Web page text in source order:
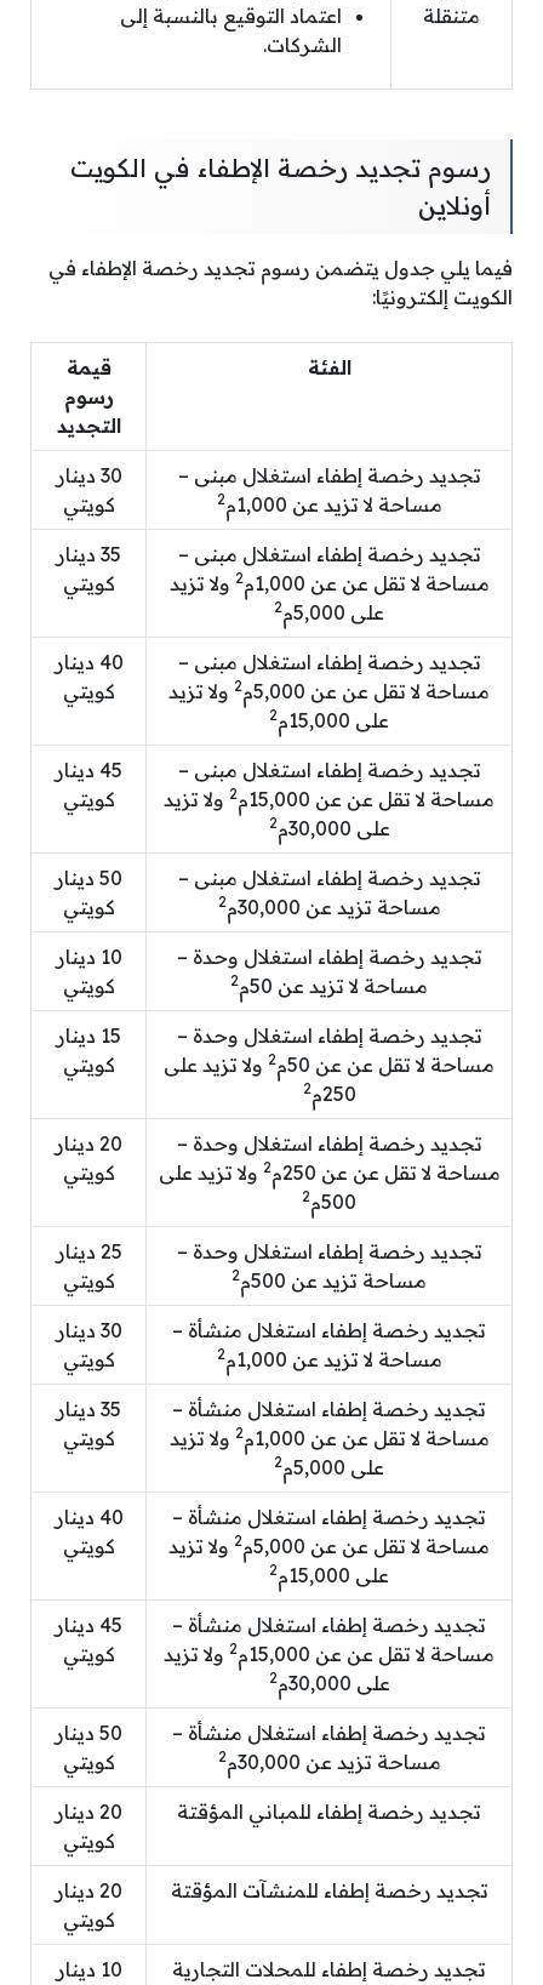
متنقلة
اعتماد التوقيع بالنسبة إلى
الشركات.
رسوم تجديد رخصة الإطفاء في الكويت
أونلاين
فيما يلي جدول يتضمن رسوم تجديد رخصة الإطفاء في
الكويت إلكترونيًا:
الفئة
قيمة
رسوم
التجديد
تجديد رخصة إطفاء استغلال مبنى –
مساحة لا تزيد عن 1,000م
2
30 دينار
كويتي
تجديد رخصة إطفاء استغلال مبنى –
مساحة لا تقل عن عن 1,000م
2 ولا تزيد
على 5,000م
2
35 دينار
كويتي
تجديد رخصة إطفاء استغلال مبنى –
مساحة لا تقل عن عن 5,000م
2 ولا تزيد
على 15,000م
2
40 دينار
كويتي
تجديد رخصة إطفاء استغلال مبنى –
مساحة لا تقل عن عن 15,000م
2 ولا تزيد
على 30,000م
2
45 دينار
كويتي
تجديد رخصة إطفاء استغلال مبنى –
مساحة تزيد عن 30,000م
2
50 دينار
كويتي
تجديد رخصة إطفاء استغلال وحدة –
مساحة لا تزيد عن 50م
2
10 دينار
كويتي
تجديد رخصة إطفاء استغلال وحدة –
مساحة لا تقل عن عن 50م
2 ولا تزيد على
250م
2
15 دينار
كويتي
تجديد رخصة إطفاء استغلال وحدة –
مساحة لا تقل عن عن 250م
2 ولا تزيد على
500م
2
20 دينار
كويتي
تجديد رخصة إطفاء استغلال وحدة –
مساحة تزيد عن 500م
2
25 دينار
كويتي
تجديد رخصة إطفاء استغلال منشأة –
مساحة لا تزيد عن 1,000م
2
30 دينار
كويتي
تجديد رخصة إطفاء استغلال منشأة –
مساحة لا تقل عن عن 1,000م
2 ولا تزيد
على 5,000م
2
35 دينار
كويتي
تجديد رخصة إطفاء استغلال منشأة –
مساحة لا تقل عن عن 5,000م
2 ولا تزيد
على 15,000م
2
40 دينار
كويتي
تجديد رخصة إطفاء استغلال منشأة –
مساحة لا تقل عن عن 15,000م
2 ولا تزيد
على 30,000م
2
45 دينار
كويتي
تجديد رخصة إطفاء استغلال منشأة –
مساحة تزيد عن 30,000م
2
50 دينار
كويتي
تجديد رخصة إطفاء للمباني المؤقتة
20 دينار
كويتي
تجديد رخصة إطفاء للمنشآت المؤقتة
20 دينار
كويتي
تجديد رخصة إطفاء للمحلات التجارية 10 دينار